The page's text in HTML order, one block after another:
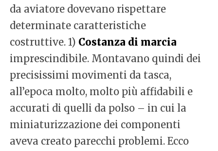
da aviatore dovevano rispettare
determinate caratteristiche
costruttive. 1) Costanza di marcia
imprescindibile. Montavano quindi dei
precisissimi movimenti da tasca,
all’epoca molto, molto più affidabili e
accurati di quelli da polso – in cui la
miniaturizzazione dei componenti
aveva creato parecchi problemi. Ecco